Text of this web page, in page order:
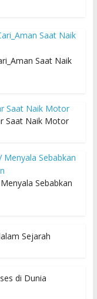
Saat Naik
Saat Naik Motor
Sebabkan
Sejarah
di Dunia